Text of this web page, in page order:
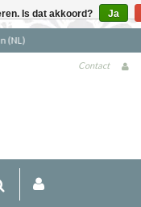
€90 (NL)
Contact
Is dat akkoord? Ja